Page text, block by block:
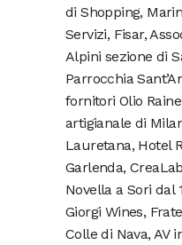
di Shopping,
Servizi, Fisar,
Alpini sezione di
Parrocchia
fornitori Olio
artigianale di
Lauretana, Hotel
Garlenda,
Novella a Sori dal
Giorgi Wines,
Colle di Nava, AV